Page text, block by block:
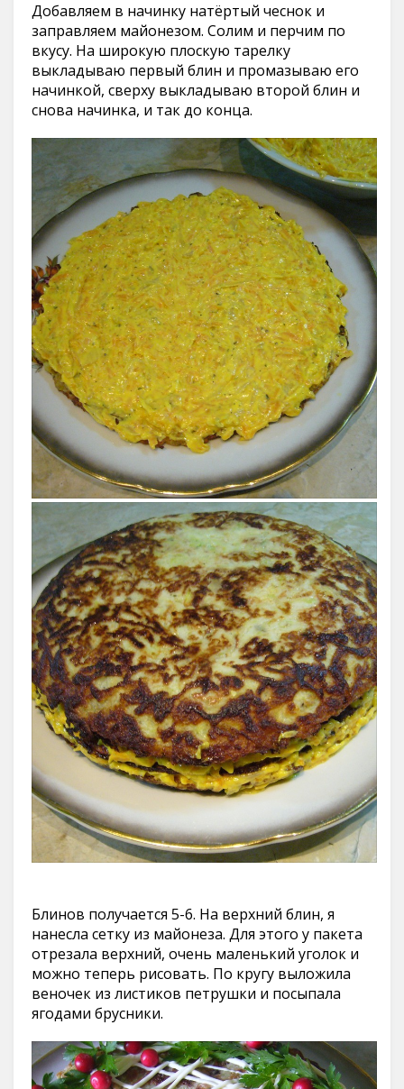
Добавляем в начинку натёртый чеснок и
заправляем майонезом. Солим и перчим по
вкусу. На широкую плоскую тарелку
выкладываю первый блин и промазываю его
начинкой, сверху выкладываю второй блин и
снова начинка, и так до конца.
Блинов получается 5-6. На верхний блин, я
нанесла сетку из майонеза. Для этого у пакета
отрезала верхний, очень маленький уголок и
можно теперь рисовать. По кругу выложила
веночек из листиков петрушки и посыпала
ягодами брусники.